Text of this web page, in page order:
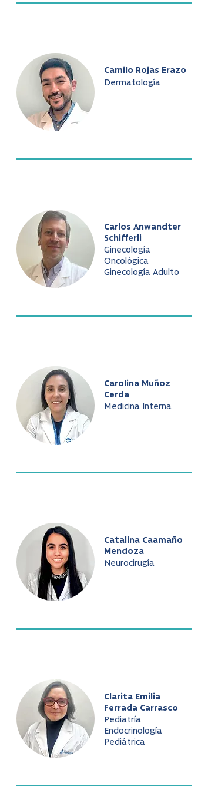
Camilo Rojas Erazo
Dermatología
Carlos Anwandter
Schifferli
Ginecología
Oncológica
Ginecología Adulto
Carolina Muñoz
Cerda
Medicina Interna
Catalina Caamaño
Mendoza
Neurocirugía
Clarita Emilia
Ferrada Carrasco
Pediatría
Endocrinología
Pediátrica